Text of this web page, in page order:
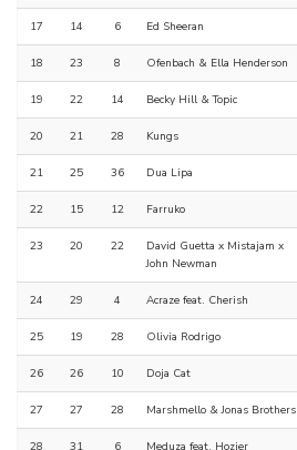
17 14 6 Ed Sheeran
18 23 8 Ofenbach & Ella Henderson
19 22 14 Becky Hill & Topic
20 21 28 Kungs
21 25 36 Dua Lipa
22 15 12 Farruko
23 20 22
David Guetta x Mistajam x
John Newman
24 29 4 Acraze feat. Cherish
25 19 28 Olivia Rodrigo
26 26 10 Doja Cat
27 27 28 Marshmello & Jonas Brothers